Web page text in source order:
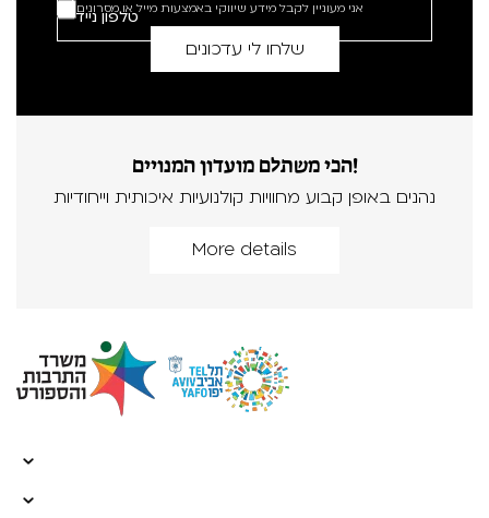
אני מעוניין לקבל מידע שיווקי באמצעות מייל או מסרונים
הכי משתלם מועדון המנויים!
נהנים באופן קבוע מחוויות קולנועיות איכותית וייחודיות
More details